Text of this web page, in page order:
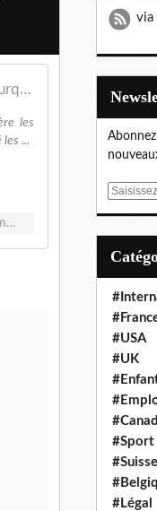
Santé. Covid long : pourquoi les femmes sont plus touchées que les hommes ?
les
...
https://www.ledauphine.com/magazine-sante/2022/07/11/covid-long-pourquoi-les-femmes-sont-plus-touchees-que-les-hommes
via
E
#USA
#UK
#Sport
#Suisse
#Légal